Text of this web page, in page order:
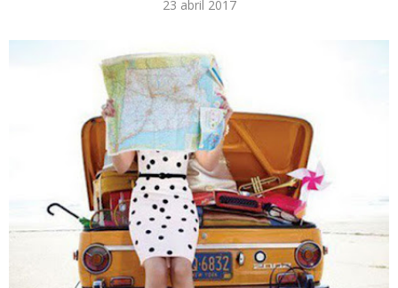
23 abril 2017